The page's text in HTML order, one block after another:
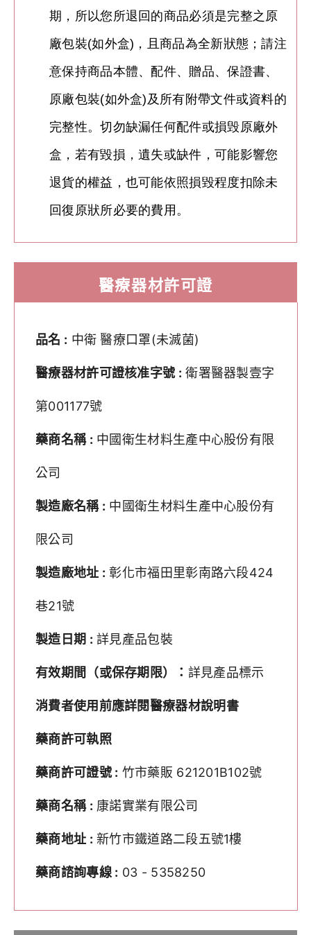
期，所以您所退回的商品必須是完整之原
廠包裝(如外盒)，且商品為全新狀態；請注
意保持商品本體、配件、贈品、保證書、
原廠包裝(如外盒)及所有附帶文件或資料的
完整性。切勿缺漏任何配件或損毁原廠外
盒， 若有毀損，遺失或缺件，可能影響您
退貨的權益，也可能依照損毀程度扣除未
回復原狀所必要的費用。
醫療器材許可證
品名 : 中衛 醫療口罩(未滅菌)
醫療器材許可證核准字號 : 衛署醫器製壹字
第001177號
藥商名稱 : 中國衛生材料生產中心股份有限
公司
製造廠名稱 : 中國衛生材料生產中心股份有
限公司
製造廠地址 : 彰化市福田里彰南路六段424
巷21號
製造日期 : 詳見產品包裝
有效期間（或保存期限）： 詳見產品標示
消費者使用前應詳閱醫療器材說明書
藥商許可執照
藥商許可證號 : 竹市藥販 621201B102號
藥商名稱 : 康諾實業有限公司
藥商地址 : 新竹市鐵道路二段五號1樓
藥商諮詢專線 : 03 - 5358250